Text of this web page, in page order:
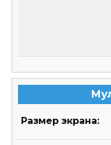
Размер экрана: